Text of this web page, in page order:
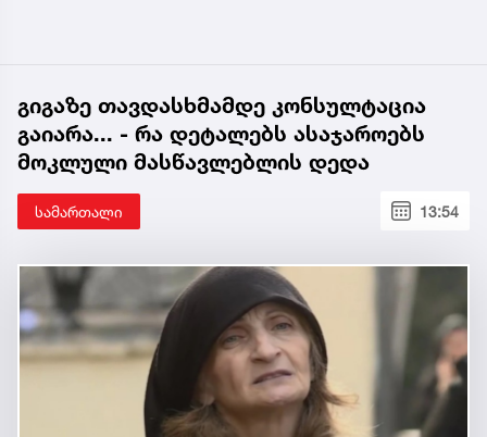
გიგაზე თავდასხმამდე კონსულტაცია
გაიარა... - რა დეტალებს ასაჯაროებს
მოკლული მასწავლებლის დედა
სამართალი 13:54